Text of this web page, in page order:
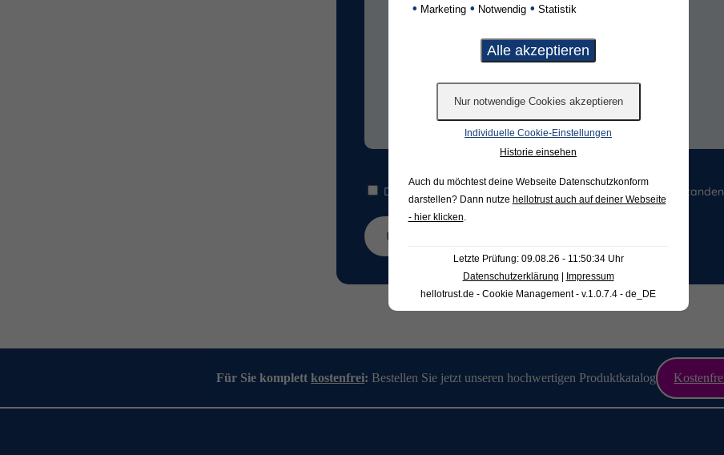
Die Hinweise zum habe ich gelesen und
Für Sie komplettkostenfrei: Bestellen Sie jetzt unseren hochwertigen Produktkatalog
• Marketing • Notwendig • Statistik
Individuelle Cookie-Einstellungen
Historie einsehen
Auch du möchtest deine Webseite Datenschutzkonform
darstellen? Dann nutze hellotrust auch auf deiner Webseite
- hier klicken
Letzte Prüfung: 09.08.26 - 11:50:34 Uhr
Datenschutzerklärung | Impressum
hellotrust.de - Cookie Management - v.1.0.7.4 - de_DE